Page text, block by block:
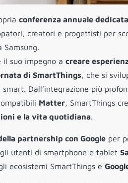
conferenza annuale
creatori e progettisti per
Samsung.
il suo impegno a creare
di SmartThings, che si
Dall’integrazione più
Matter, SmartThings
e la vita quotidiana.
partnership con Google per
utenti di smartphone e tablet
ecosistemi SmartThings e